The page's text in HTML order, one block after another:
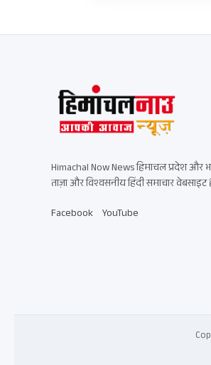
Himachal Now News हिमाचल प्रदेश और
ताज़ा और विश्वसनीय हिंदी समाचार वेबसाइट
Facebook YouTube